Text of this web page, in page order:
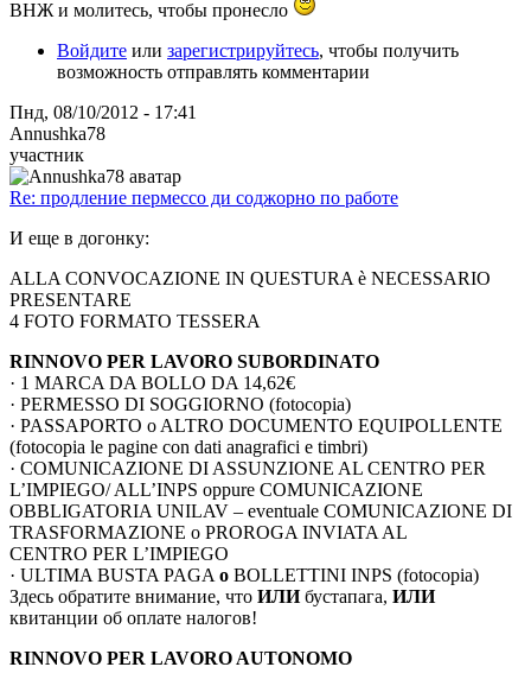
ВНЖ и молитесь, чтобы пронесло
Войдите или зарегистрируйтесь, чтобы получить
возможность отправлять комментарии
Пнд, 08/10/2012 - 17:41
Annushka78
участник
Re: продление пермессо ди соджорно по работе
И еще в догонку:
ALLA CONVOCAZIONE IN QUESTURA è NECESSARIO
PRESENTARE
4 FOTO FORMATO TESSERA
RINNOVO PER LAVORO SUBORDINATO
· 1 MARCA DA BOLLO DA 14,62€
· PERMESSO DI SOGGIORNO (fotocopia)
· PASSAPORTO o ALTRO DOCUMENTO EQUIPOLLENTE
(fotocopia le pagine con dati anagrafici e timbri)
· COMUNICAZIONE DI ASSUNZIONE AL CENTRO PER
L’IMPIEGO/ ALL’INPS oppure COMUNICAZIONE
OBBLIGATORIA UNILAV – eventuale COMUNICAZIONE DI
TRASFORMAZIONE o PROROGA INVIATA AL
CENTRO PER L’IMPIEGO
· ULTIMA BUSTA PAGA o BOLLETTINI INPS (fotocopia)
Здесь обратите внимание, что ИЛИбустапага, ИЛИ
квитанции об оплате налогов!
RINNOVO PER LAVORO AUTONOMO